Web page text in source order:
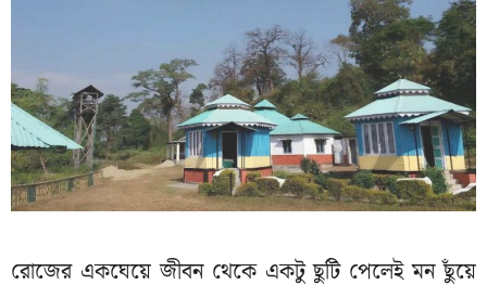
রোজের একঘেয়ে জীবন থেকে একটু ছুটি পেলেই মন ছুঁয়ে